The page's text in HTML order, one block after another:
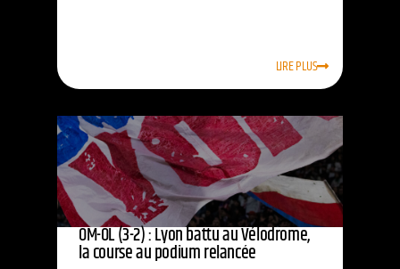
LIRE PLUS
OM-OL (3-2) : Lyon battu au Vélodrome,
la course au podium relancée